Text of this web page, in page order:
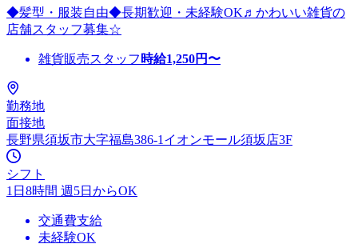
◆髪型・服装自由◆長期歓迎・未経験OK♬かわいい雑貨の
店舗スタッフ募集☆
雑貨販売スタッフ 時給1,250円〜
勤務地
面接地
長野県須坂市大字福島386-1イオンモール須坂店3F
シフト
1日8時間 週5日からOK
交通費支給
未経験OK